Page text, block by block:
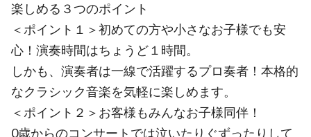
楽しめる３つのポイント
＜ポイント１＞初めての方や小さなお子様でも安
心！演奏時間はちょうど１時間。
しかも、演奏者は一線で活躍するプロ奏者！本格的
なクラシック音楽を気軽に楽しめます。
＜ポイント２＞お客様もみんなお子様同伴！
0歳からのコンサートでは泣いたりぐずったりして